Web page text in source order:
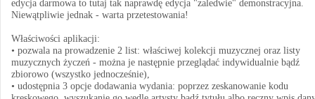
edycja darmowa to tutaj tak naprawdę edycja "zaledwie" demonstracyjna.
Niewątpliwie jednak - warta przetestowania!
Właściwości aplikacji:
• pozwala na prowadzenie 2 list: właściwej kolekcji muzycznej oraz listy
muzycznych życzeń - można je następnie przeglądać indywidualnie bądź
zbiorowo (wszystko jednocześnie),
• udostępnia 3 opcje dodawania wydania: poprzez zeskanowanie kodu